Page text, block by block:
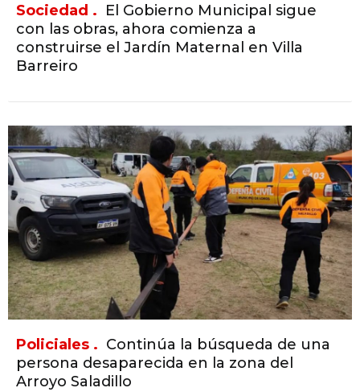
Sociedad . El Gobierno Municipal sigue
con las obras, ahora comienza a
construirse el Jardín Maternal en Villa
Barreiro
Policiales . Continúa la búsqueda de una
persona desaparecida en la zona del
Arroyo Saladillo